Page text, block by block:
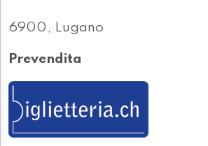
6900, Lugano
Prevendita